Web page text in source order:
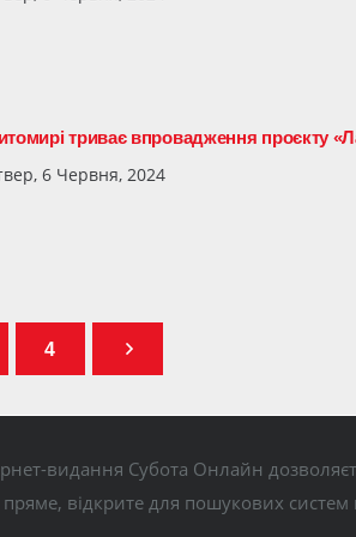
триває впровадження проєкту
6 Червня, 2024
4
видання Субота Онлайн
відкрите для пошукових